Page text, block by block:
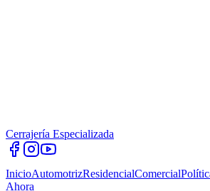
Cerrajería Especializada
InicioAutomotrizResidencialComercial
Ahora